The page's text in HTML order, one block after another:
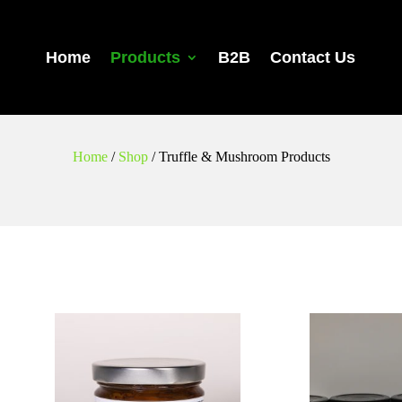
Home Products B2B Contact Us
Home/ Shop/Truffle & Mushroom Products